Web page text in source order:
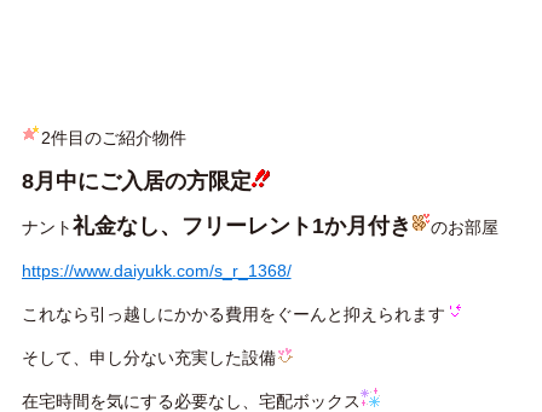
2件目のご紹介物件
8月中にご入居の方限定
ナント礼金なし、フリーレント1か月付き のお部屋
https://www.daiyukk.com/s_r_1368/
これなら引っ越しにかかる費用をぐーんと抑えられます
そして、申し分ない充実した設備
在宅時間を気にする必要なし、宅配ボックス